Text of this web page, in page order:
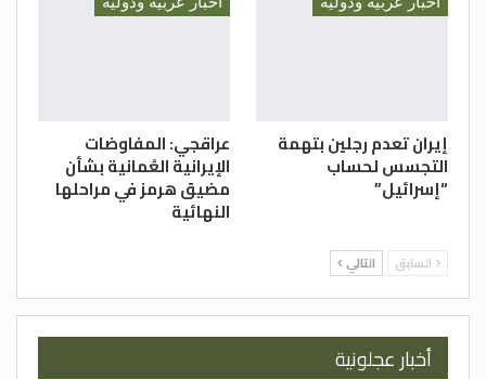
إيران تعدم رجلين بتهمة
التجسس لحساب
“إسرائيل”
عراقجي: المفاوضات
الإيرانية العُمانية بشأن
مضيق هرمز في مراحلها
النهائية
السابق التالي
أخبار عجلونية